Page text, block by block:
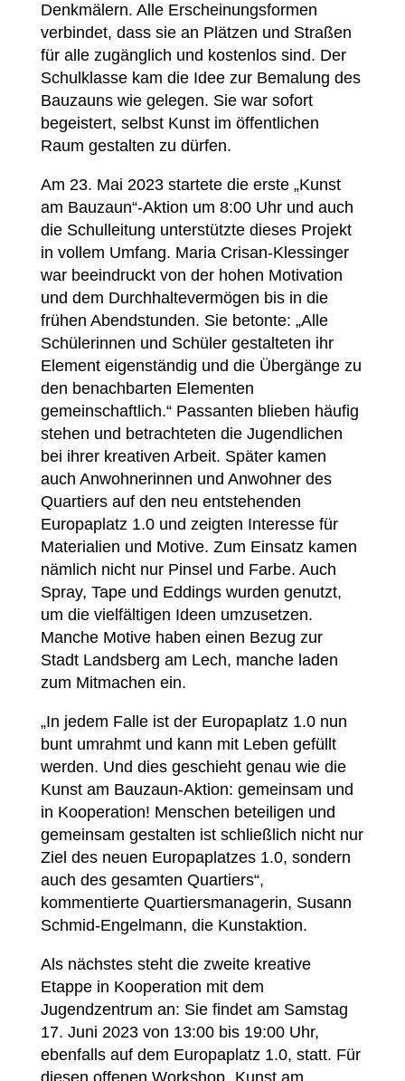
Denkmälern. Alle Erscheinungsformen
verbindet, dass sie an Plätzen und Straßen
für alle zugänglich und kostenlos sind. Der
Schulklasse kam die Idee zur Bemalung des
Bauzauns wie gelegen. Sie war sofort
begeistert, selbst Kunst im öffentlichen
Raum gestalten zu dürfen.
Am 23. Mai 2023 startete die erste „Kunst
am Bauzaun“-Aktion um 8:00 Uhr und auch
die Schulleitung unterstützte dieses Projekt
in vollem Umfang. Maria Crisan-Klessinger
war beeindruckt von der hohen Motivation
und dem Durchhaltevermögen bis in die
frühen Abendstunden. Sie betonte: „Alle
Schülerinnen und Schüler gestalteten ihr
Element eigenständig und die Übergänge zu
den benachbarten Elementen
gemeinschaftlich.“ Passanten blieben häufig
stehen und betrachteten die Jugendlichen
bei ihrer kreativen Arbeit. Später kamen
auch Anwohnerinnen und Anwohner des
Quartiers auf den neu entstehenden
Europaplatz 1.0 und zeigten Interesse für
Materialien und Motive. Zum Einsatz kamen
nämlich nicht nur Pinsel und Farbe. Auch
Spray, Tape und Eddings wurden genutzt,
um die vielfältigen Ideen umzusetzen.
Manche Motive haben einen Bezug zur
Stadt Landsberg am Lech, manche laden
zum Mitmachen ein.
„In jedem Falle ist der Europaplatz 1.0 nun
bunt umrahmt und kann mit Leben gefüllt
werden. Und dies geschieht genau wie die
Kunst am Bauzaun-Aktion: gemeinsam und
in Kooperation! Menschen beteiligen und
gemeinsam gestalten ist schließlich nicht nur
Ziel des neuen Europaplatzes 1.0, sondern
auch des gesamten Quartiers“,
kommentierte Quartiersmanagerin, Susann
Schmid-Engelmann, die Kunstaktion.
Als nächstes steht die zweite kreative
Etappe in Kooperation mit dem
Jugendzentrum an: Sie findet am Samstag
17. Juni 2023 von 13:00 bis 19:00 Uhr,
ebenfalls auf dem Europaplatz 1.0, statt. Für
diesen offenen Workshop „Kunst am